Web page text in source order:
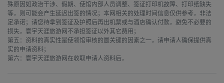
殊原因如政治干涉、假期、使馆内部人员调整、签证打印机故障、打印纸缺失
等，则可能会产生延迟出签的情况；本网相关的处理时间信息仅供参考，非法
定承诺；请您待拿到签证及护照后再出机票或与酒店确认付款，避免不必要的
损失，寰宇天涯旅游网不承担签证以外其它费用；
第五：资料的真实性是使领馆审核的最关键的因素之一，请申请人确保提供真
实的申请资料；
第六：寰宇天涯旅游网在收取申请人资料后，